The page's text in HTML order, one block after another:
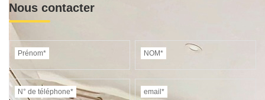
Nous contacter
Prénom* NOM*
N° de téléphone* email*